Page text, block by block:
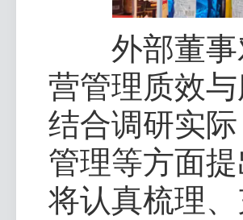
外部董事
营管理质效
结合调研实
管理等方面
将认真梳理